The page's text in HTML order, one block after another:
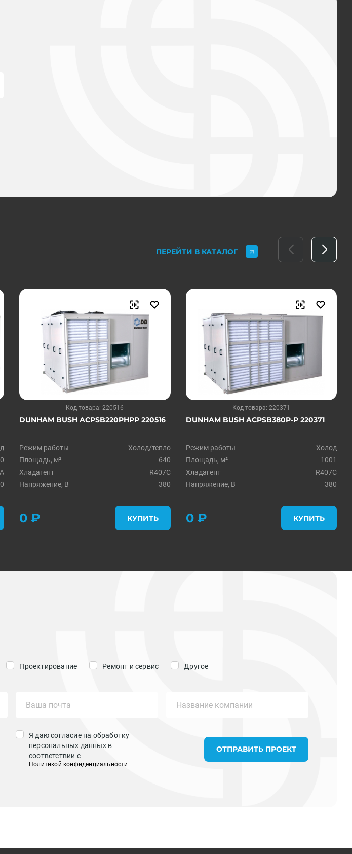
ПЕРЕЙТИ В КАТАЛОГ
Код товара: 220516
DUNHAM BUSH ACPSB220PHPP 220516
Режим работы
Холод/тепло
Площадь, м²
640
Хладагент
R407C
Напряжение, В
380
0 ₽ КУПИТЬ
Код товара: 220371
DUNHAM BUSH ACPSB380P-P 220371
Режим работы
Холод
Площадь, м²
1001
Хладагент
R407C
Напряжение, В
380
0 ₽ КУПИТЬ
Проектирование Ремонт и сервис Другое
Я даю согласие на обработку
персональных данных в
соответствии с
Политикой конфиденциальности
ОТПРАВИТЬ ПРОЕКТ